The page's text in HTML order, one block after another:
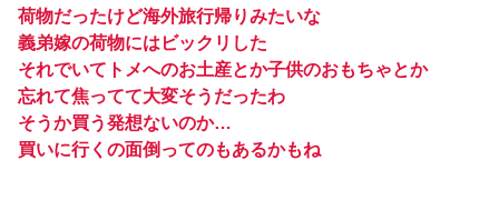
荷物だったけど海外旅行帰りみたいな
義弟嫁の荷物にはビックリした
それでいてトメへのお土産とか子供のおもちゃとか
忘れて焦ってて大変そうだったわ
そうか買う発想ないのか…
買いに行くの面倒ってのもあるかもね